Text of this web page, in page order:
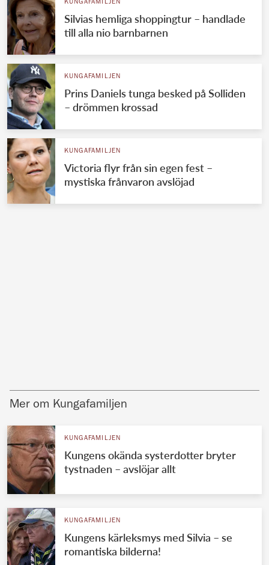
KUNGAFAMILJEN
Silvias hemliga shoppingtur – handlade
till alla nio barnbarnen
KUNGAFAMILJEN
Prins Daniels tunga besked på Solliden
– drömmen krossad
KUNGAFAMILJEN
Victoria flyr från sin egen fest –
mystiska frånvaron avslöjad
Mer om Kungafamiljen
KUNGAFAMILJEN
Kungens okända systerdotter bryter
tystnaden – avslöjar allt
KUNGAFAMILJEN
Kungens kärleksmys med Silvia – se
romantiska bilderna!